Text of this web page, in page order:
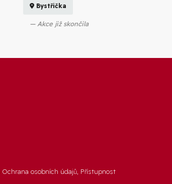
Bystřička
Akce již skončila
Ochrana osobních údajů, Přístupnost